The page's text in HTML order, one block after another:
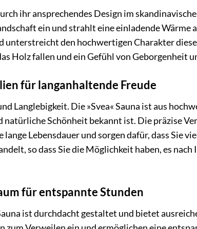
ihr ansprechendes Design im
ein und strahlt eine einladende Wärme
unterstreicht den hochwertigen Charakter
Holz fallen und ein Gefühl von Geborgenheit
für langanhaltende Freude
Langlebigkeit. Die »Svea« Sauna ist aus
natürliche Schönheit bekannt ist. Die präzise
Lebensdauer und sorgen dafür, dass Sie
so dass Sie die Möglichkeit haben, es
für entspannte Stunden
ist durchdacht gestaltet und bietet